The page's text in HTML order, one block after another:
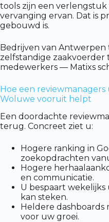
tools zijn een
vervanging ervan. Dat is
gebouwd is.
Bedrijven van
zelfstandige zaakvoerder
medewerkers — Matixs
Hoe een
Woluwe vooruit helpt
Een doordachte
terug. Concreet ziet u:
Hogere ranking in
zoekopdrachten
Hogere
en communicatie.
U bespaart
kan steken.
Heldere dashboards
voor uw groei.